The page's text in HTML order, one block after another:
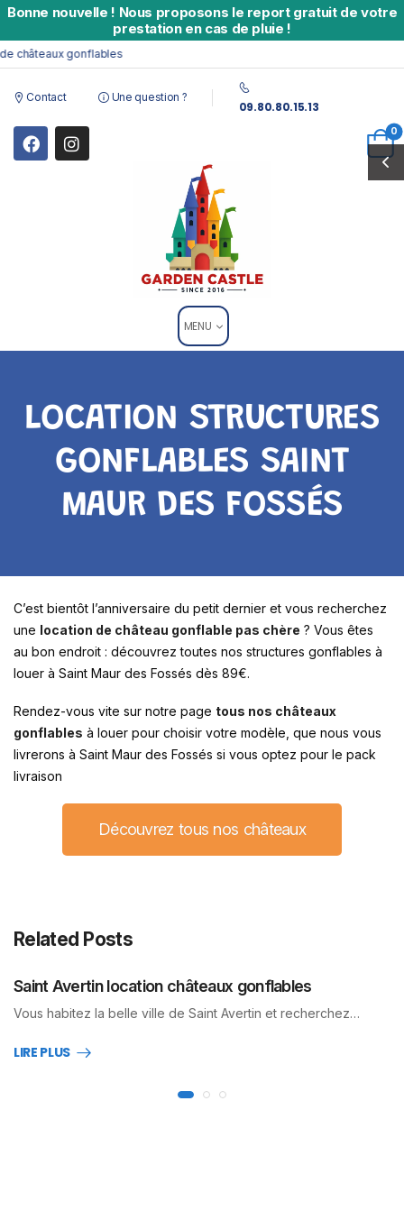
Bonne nouvelle ! Nous proposons le report gratuit de votre
prestation en cas de pluie !
châteaux gonflables
Contact Une question ?
09.80.80.15.13
0
MENU
LOCATION STRUCTURES
GONFLABLES SAINT
MAUR DES FOSSÉS
C’est bientôt l’anniversaire du petit dernier et vous recherchez
une location de château gonflable pas chère ? Vous êtes
au bon endroit : découvrez toutes nos structures gonflables à
louer à Saint Maur des Fossés dès 89€.
Rendez-vous vite sur notre page tous nos châteaux
gonflables à louer pour choisir votre modèle, que nous vous
livrerons à Saint Maur des Fossés si vous optez pour le pack
livraison
Découvrez tous nos châteaux
Related Posts
Saint Avertin location châteaux gonflables
Vous habitez la belle ville de Saint Avertin et recherchez…
LIRE PLUS